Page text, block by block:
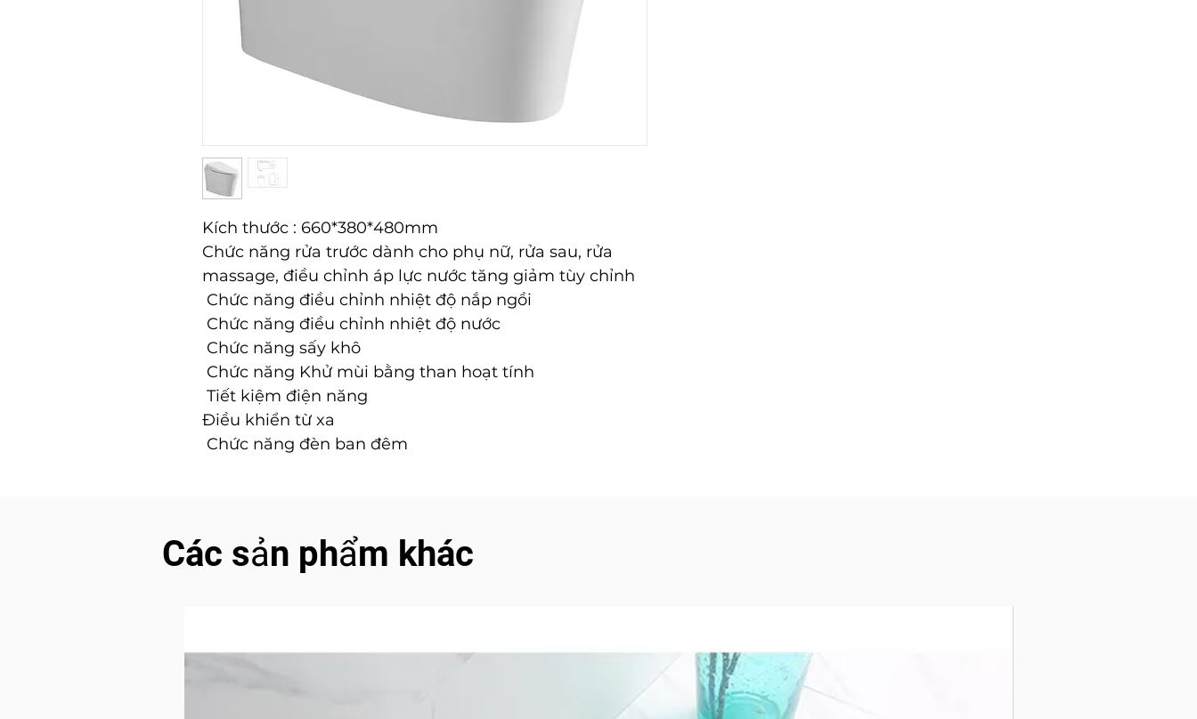
Kích thước : 660*380*480mm
Chức năng rửa trước dành cho phụ nữ, rửa sau, rửa
massage, điều chỉnh áp lực nước tăng giảm tùy chỉnh
Chức năng điều chỉnh nhiệt độ nắp ngồi
Chức năng điều chỉnh nhiệt độ nước
Chức năng sấy khô
Chức năng Khử mùi bằng than hoạt tính
Tiết kiệm điện năng
Ðiều khiển từ xa
Chức năng đèn ban đêm
Các sản phẩm khác